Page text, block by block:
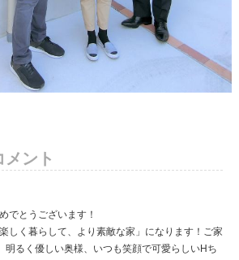
ント
でとうございます！
しく暮らして、より素敵な家」になります！ご家
明るく優しい奥様、いつも笑顔で可愛らしいHち